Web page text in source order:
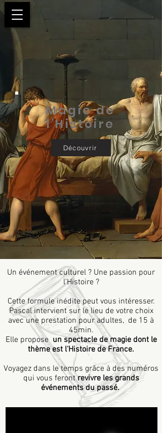
Magie de
l'Histoire
Découvrir
Un événement culturel ? Une passion pour
l'Histoire ?
Cette formule inédite peut vous intéresser.
Pascal intervient sur le lieu de votre choix
avec une prestation pour adultes, de 15 à
45min.
Elle propose un spectacle de magie dont le
thème est l'Histoire de France.
Voyagez dans le temps grâce à des numéros
qui vous ferontrevivre les grands
événements du passé.